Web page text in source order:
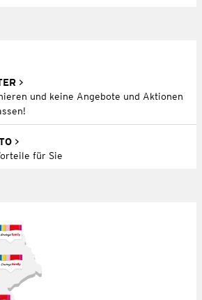
und keine Angebote und Aktionen
für Sie